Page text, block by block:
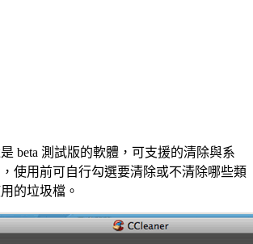
beta 測試版的軟體，可支援的清除與系
使用前可自行勾選要清除或不清除哪些類
的垃圾檔。